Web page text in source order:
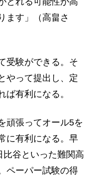
ます」（高畠さ
受験ができる。そ
やって提出し、定
ば有利になる。
頑張ってオール5を
に有利になる。早
比谷といった難関高
ペーパー試験の得